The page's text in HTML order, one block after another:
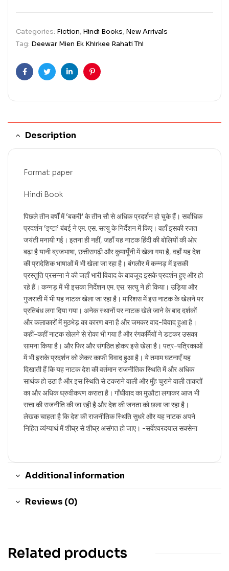
Categories: Fiction, Hindi Books, New Arrivals
Tag: Deewar Mien Ek Khirkee Rahati Thi
FacebookTwitterLinkedinPinterest
Description
Format: paper
Hindi Book
पिछले तीन वर्षों में ‘बकरी’ के तीन सौ से अधिक प्रदर्शन हो चुके हैं। सर्वाधिक
प्रदर्शन ‘इप्टा’ बंबई ने एम. एस. सत्यु के निर्देशन में किए। वहाँ इसकी रजत
जयंती मनायी गई। इतना ही नहीं, जहाँ यह नाटक हिंदी की बोलियों की ओर
बढ़ा है यानी ब्रजभाषा, छत्तीसगढ़ी और कुमायूँनी में खेला गया है, वहाँ यह देश
की प्रादेशिक भाषाओं में भी खेला जा रहा है। बंगलौर में कन्नड़ में इसकी
प्रस्तुति प्रसन्ना ने की जहाँ भारी विवाद के बावजूद इसके प्रदर्शन हुए और हो
रहे हैं। कन्नड़ में भी इसका निर्देशन एम. एस. सत्यु ने ही किया। उड़िया और
गुजराती में भी यह नाटक खेला जा रहा है। मारिशस में इस नाटक के खेलने पर
प्रतिबंध लगा दिया गया। अनेक स्थानों पर नाटक खेले जाने के बाद दर्शकों
और कलाकारों में मुठभेड़ का कारण बना है और जमकर वाद-विवाद हुआ है।
कहीं-कहीं नाटक खेलने से रोका भी गया है और रंगकर्मियों ने डटकर उसका
सामना किया है। और फिर और संगठित होकर इसे खेला है। पत्र-पत्रिकाओं
में भी इसके प्रदर्शन को लेकर काफी विवाद हुआ है। ये तमाम घटनाएँ यह
दिखाती हैं कि यह नाटक देश की वर्तमान राजनीतिक स्थिति में और अधिक
सार्थक हो उठा है और इस स्थिति से टकराने वाली और मुँह चुराने वाली ताक़तों
का और अधिक ध्रुवीकरण कराता है। गाँधीवाद का मुखौटा लगाकर आज भी
सत्ता की राजनीति की जा रही है और देश की जनता को छला जा रहा है।
लेखक चाहता है कि देश की राजनीतिक स्थिति सुधरे और यह नाटक अपने
निहित व्यंग्यार्थ में शीघ्र से शीघ्र असंगत हो जाए। -सर्वेश्वरदयाल सक्सेना
Additional information
Reviews (0)
Related products